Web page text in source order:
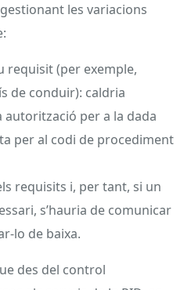
les variacions
requisit (per exemple,
de conduir): caldria
autorització per a la dada
per al codi de procediment
requisits i, per tant, si un
s’hauria de comunicar
lo de baixa.
des del control